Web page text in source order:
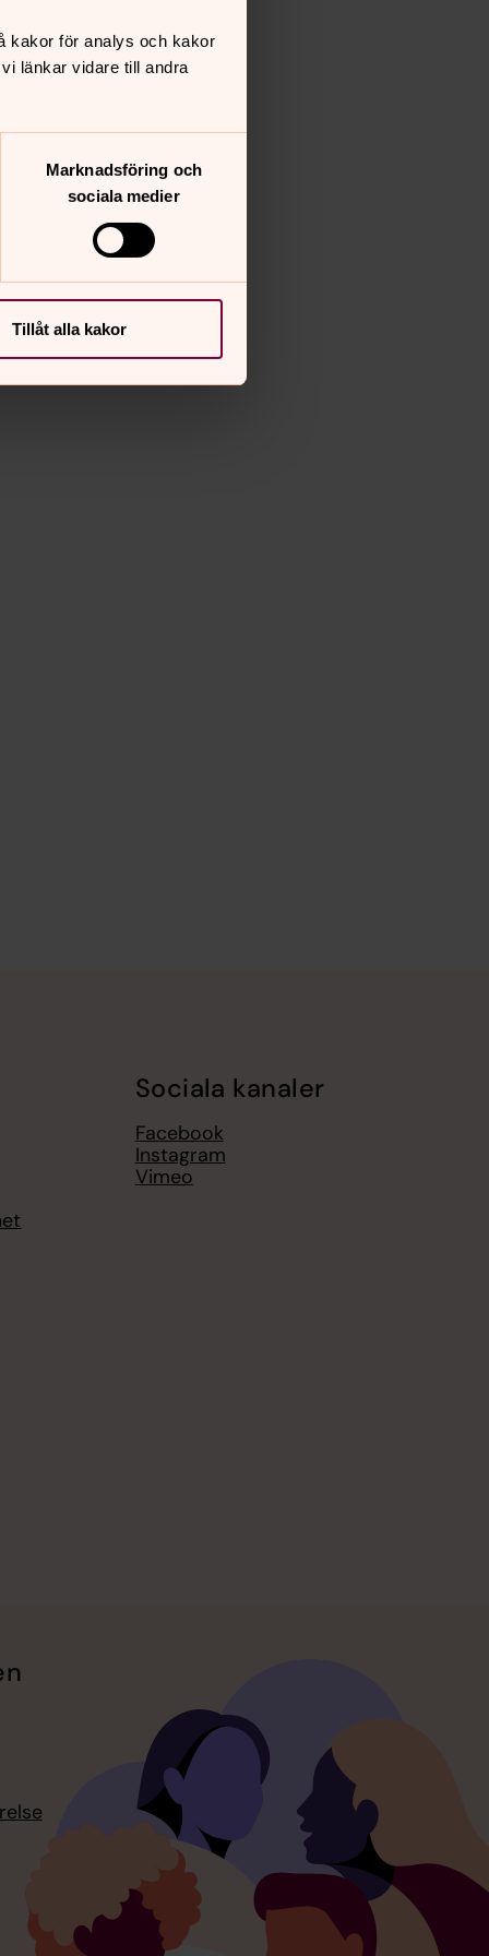
kakor för analys och kakor
länkar vidare till andra
Marknadsföring och
sociala medier
Tillåt alla kakor
Sociala kanaler
Facebook
Instagram
Vimeo